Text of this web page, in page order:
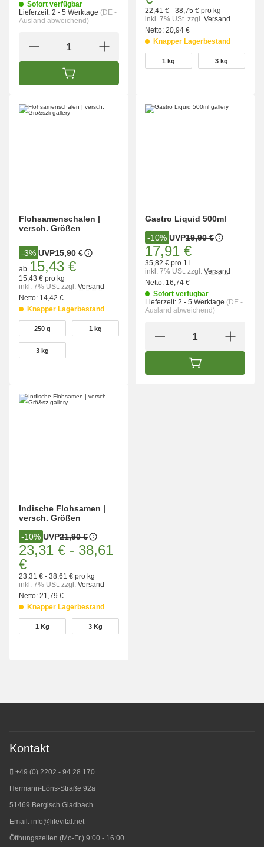
Sofort verfügbar
Lieferzeit: 2 - 5 Werktage (DE -
Ausland abweichend)
IN DEN WARENKORB
22,41 € - 38,75 € pro kg
inkl. 7% USt. zzgl. Versand
Netto: 20,94 €
Knapper Lagerbestand
wählen
1 kg
1 kg 3 kg
3 kg
Flohsamenschalen |
versch. Größen
-3% UVP15,90 €
ab 15,43 €
15,43 € pro kg
inkl. 7% USt. zzgl. Versand
Netto: 14,42 €
Knapper Lagerbestand
wählen
250 g
250 g 1 kg
1 kg
3 kg
3 kg
Gastro Liquid 500ml
-10% UVP19,90 €
17,91 €
35,82 € pro 1 l
inkl. 7% USt. zzgl. Versand
Netto: 16,74 €
Sofort verfügbar
Lieferzeit: 2 - 5 Werktage (DE -
Ausland abweichend)
IN DEN
Indische Flohsamen |
versch. Größen
-10% UVP21,90 €
23,31 € - 38,61
€
23,31 € - 38,61 € pro kg
inkl. 7% USt. zzgl. Versand
Netto: 21,79 €
Knapper Lagerbestand
wählen
1 Kg
1 Kg 3 Kg
3 Kg
Kontakt
+49 (0) 2202 - 94 28 170
Hermann-Löns-Straße 92a
51469 Bergisch Gladbach
Email: info@lifevital.net
Öffnungszeiten (Mo-Fr.) 9:00 - 16:00